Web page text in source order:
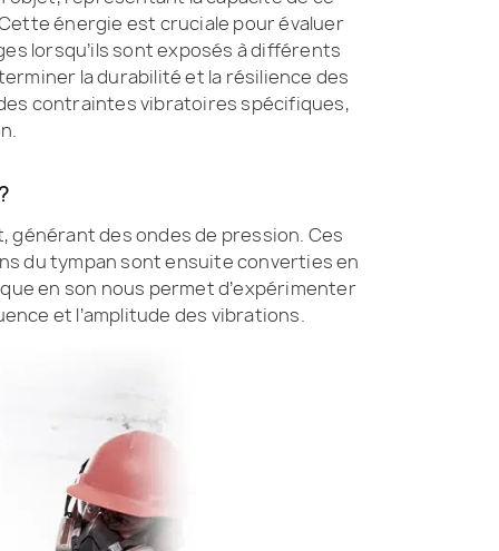
énergie est cruciale pour évaluer
lorsqu’ils sont exposés à différents
la durabilité et la résilience des
contraintes vibratoires spécifiques,
générant des ondes de pression. Ces
du tympan sont ensuite converties en
en son nous permet d’expérimenter
et l’amplitude des vibrations.